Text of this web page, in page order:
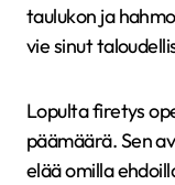
taulukon ja
vie sinut
Lopulta firetys
päämäärä. Sen
elää omilla